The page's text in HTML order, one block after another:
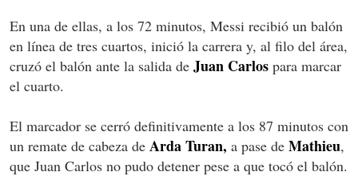
En una de ellas, a los 72 minutos, Messi recibió un balón
en línea de tres cuartos, inició la carrera y, al filo del área,
cruzó el balón ante la salida de Juan Carlos para marcar
el cuarto.
El marcador se cerró definitivamente a los 87 minutos con
un remate de cabeza de Arda Turan, a pase de Mathieu,
que Juan Carlos no pudo detener pese a que tocó el balón.